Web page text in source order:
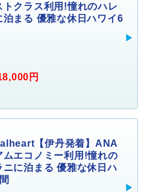
トクラス利用!憧れのハレ
泊まる 優雅な休日ハワイ6
円
【伊丹発着】ANA
ムエコノミー利用!憧れの
ニに泊まる 優雅な休日ハ